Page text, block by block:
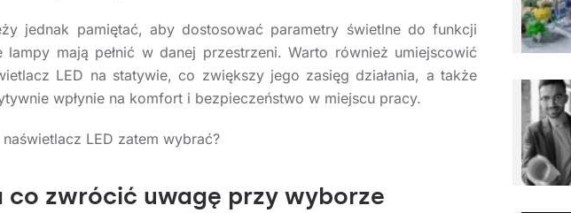
jednak pamiętać, aby dostosować parametry świetlne do funkcji
lampy mają pełnić w danej przestrzeni. Warto również umiejscowić
LED na statywie, co zwiększy jego zasięg działania, a także
wpłynie na komfort i bezpieczeństwo w miejscu pracy.
LED zatem wybrać?
co zwrócić uwagę przy wyborze